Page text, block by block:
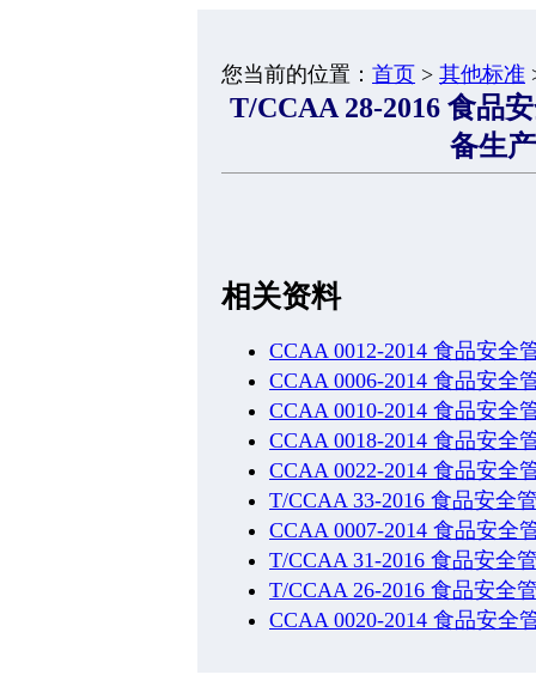
您当前的位置： 首页 > 其他标准
T/CCAA 28-2016 食品
备生
相关资料
CCAA 0012-2014 食品安全
CCAA 0006-2014 食品安全
CCAA 0010-2014 食品安全
CCAA 0018-2014 食品安全
CCAA 0022-2014 食品安全
T/CCAA 33-2016 食品安全
CCAA 0007-2014 食品安全
T/CCAA 31-2016 食品安全
T/CCAA 26-2016 食品安全
CCAA 0020-2014 食品安全